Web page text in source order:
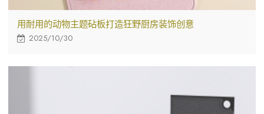
用耐用的动物主题砧板打造狂野厨房装饰创意
2025/10/30